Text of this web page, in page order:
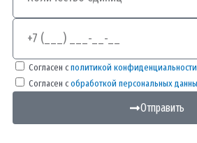
Согласен сполитикой конфиденциальности
Согласен собработкой персональных
Отправить